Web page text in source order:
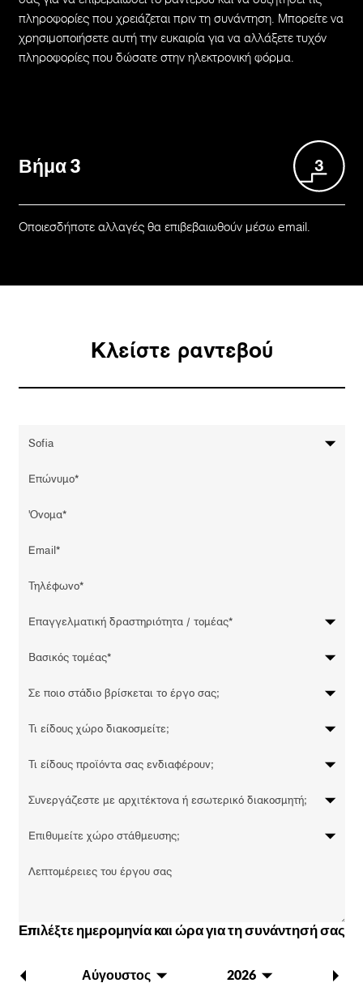
πληροφορίες που χρειάζεται πριν τη συνάντηση. Μπορείτε να
χρησιμοποιήσετε αυτή την ευκαιρία για να αλλάξετε τυχόν
πληροφορίες που δώσατε στην ηλεκτρονική φόρμα.
Βήμα 3
Οποιεσδήποτε αλλαγές θα επιβεβαιωθούν μέσω email.
Κλείστε ραντεβού
Επιλέξτε ημερομηνία και ώρα για τη συνάντησή σας
Αύγουστος 2026